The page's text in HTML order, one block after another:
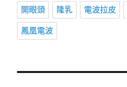
開眼頭 隆乳 電波拉皮
鳳凰電波